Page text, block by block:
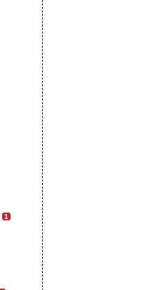
1